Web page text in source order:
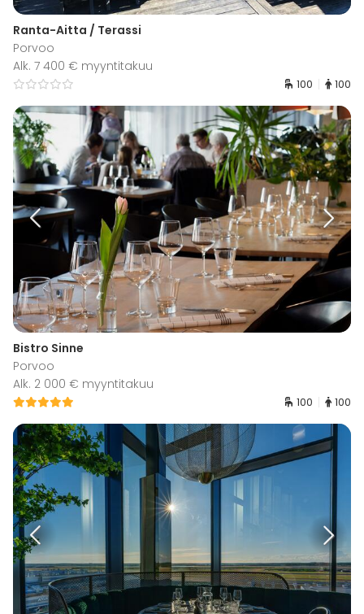
Ranta-Aitta / Terassi
Porvoo
Alk. 7 400 € myyntitakuu
100 100
Bistro Sinne
Porvoo
Alk. 2 000 € myyntitakuu
100 100